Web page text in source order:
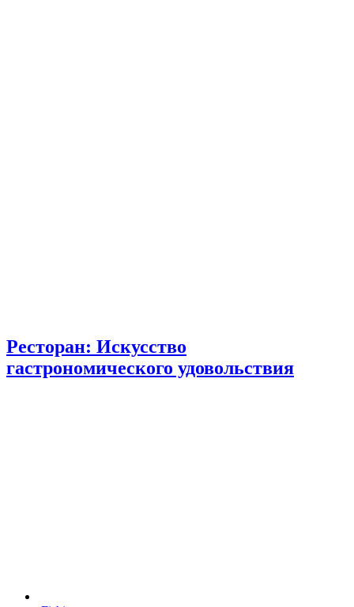
Ресторан: Искусство
гастрономического удовольствия